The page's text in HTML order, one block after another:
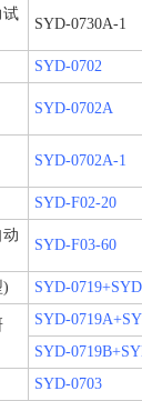
试
SYD-0730A-1
SYD-0702
SYD-0702A
SYD-0702A-1
SYD-F02-20
SYD-F03-60
) SYD-
SYD-
SYD-
SYD-0703